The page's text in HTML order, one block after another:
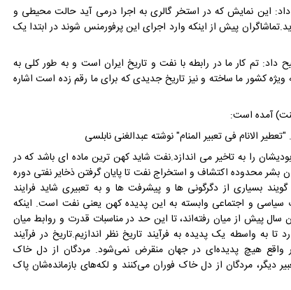
این نمایش که در استخر گالری به اجرا درمی آید حالت محیطی و
پیش از اینکه وارد اجرای این پرفورمنس شوند در ابتدا یک
داد: تم کار ما در رابطه با نفت و تاریخ ایران است و به طور کلی به
کشور ما ساخته و نیز تاریخ جدیدی که برای ما رقم زده است اشاره
آمده است:
الانام فی تعبیر المنام" نوشته عبدالغنی نابلسی
را به تاخیر می اندازد.نفت شاید کهن ترین ماده ای باشد که در
محدوده اکتشاف و استخراج نفت تا پایان گرفتن ذخایر نفتی دوره
بسیاری از دگرگونی ها و پیشرفت ها و به تعبیری شاید فرایند
و اجتماعی وابسته به این پدیده کهن یعنی نفت است. اینکه
سال پیش از میان رفته‌اند، تا این حد در مناسبات قدرت و روابط میان
به واسطه‌ یک پدیده به فرآیند تاریخ نظر اندازیم.تاریخ در فرآیند
واقع هیچ پدیده‌ای در جهان منقرض نمی‌شود. مردگان از دل خاک
دیگر، مردگان از دل خاک فوران می‌کنند و لکه‌های بازمانده‌شان پاک